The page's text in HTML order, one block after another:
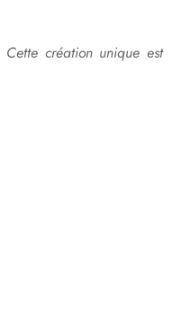
Cette création unique est